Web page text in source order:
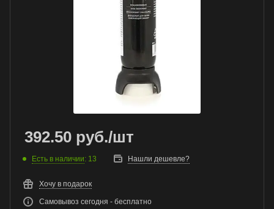
392.50 руб./шт
Есть в наличии: 13 Нашли дешевле?
Хочу в подарок
Самовывоз сегодня - бесплатно